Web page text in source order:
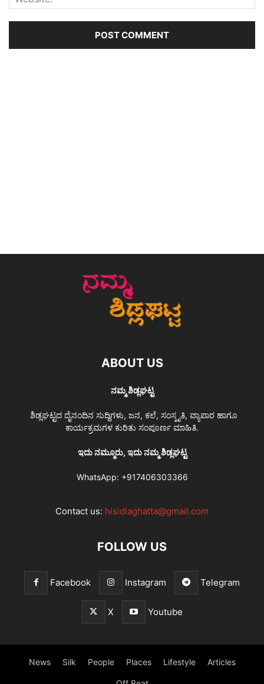
ABOUT US
ನಮ್ಮ ಶಿಡ್ಲಘಟ್ಟ
ಶಿಡ್ಲಘಟ್ಟದ ದೈನಂದಿನ ಸುದ್ದಿಗಳು, ಜನ, ಕಲೆ, ಸಂಸ್ಕೃತಿ, ವ್ಯಾಪಾರ ಹಾಗೂ
ಕಾರ್ಯಕ್ರಮಗಳ ಕುರಿತು ಸಂಪೂರ್ಣ ಮಾಹಿತಿ.
ಇದು ನಮ್ಮೂರು, ಇದು ನಮ್ಮ ಶಿಡ್ಲಘಟ್ಟ
WhatsApp: +917406303366
Contact us: hisidlaghatta@gmail.com
FOLLOW US
Facebook Instagram Telegram
X Youtube
News Silk People Places Lifestyle Articles